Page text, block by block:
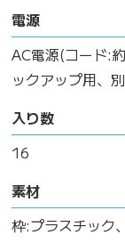
電源
AC電源(コード:
ックアップ用、
入り数
16
素材
枠:プラスチック